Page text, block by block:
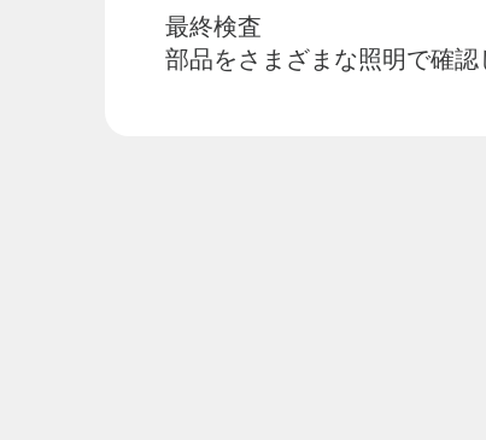
最終検査
部品をさまざまな照明で確